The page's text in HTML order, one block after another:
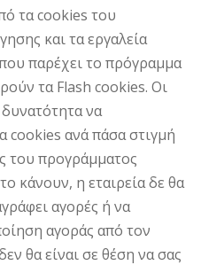
τα cookies του
και τα εργαλεία
παρέχει το πρόγραμμα
τα Flash cookies. Οι
να
cookies ανά πάσα στιγμή
του προγράμματος
κάνουν, η εταιρεία δε θα
αγορές ή να
αγοράς από τον
θα είναι σε θέση να σας